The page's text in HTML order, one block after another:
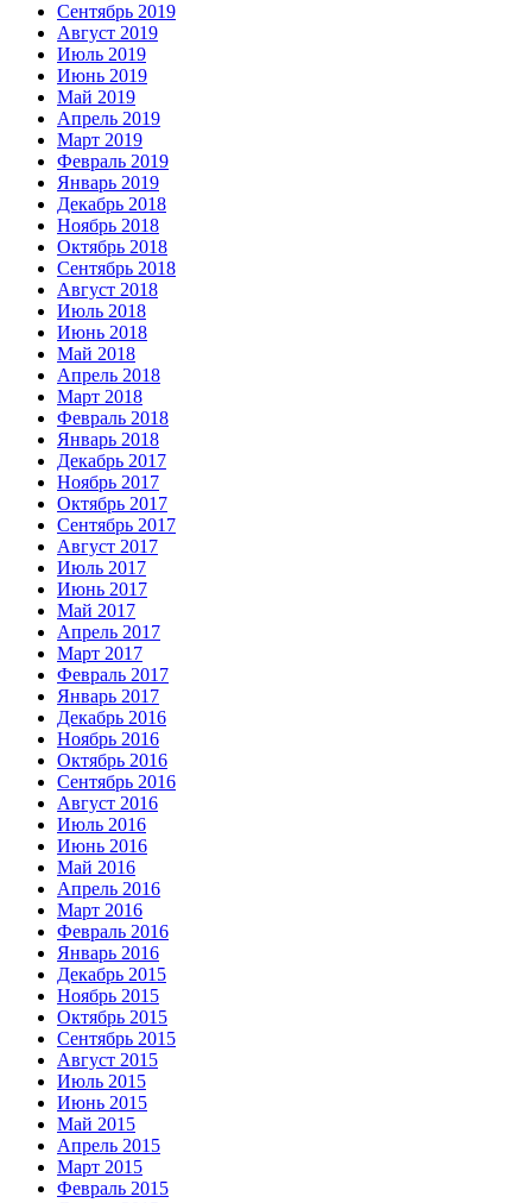
Сентябрь 2019
Август 2019
Июль 2019
Июнь 2019
Май 2019
Апрель 2019
Март 2019
Февраль 2019
Январь 2019
Декабрь 2018
Ноябрь 2018
Октябрь 2018
Сентябрь 2018
Август 2018
Июль 2018
Июнь 2018
Май 2018
Апрель 2018
Март 2018
Февраль 2018
Январь 2018
Декабрь 2017
Ноябрь 2017
Октябрь 2017
Сентябрь 2017
Август 2017
Июль 2017
Июнь 2017
Май 2017
Апрель 2017
Март 2017
Февраль 2017
Январь 2017
Декабрь 2016
Ноябрь 2016
Октябрь 2016
Сентябрь 2016
Август 2016
Июль 2016
Июнь 2016
Май 2016
Апрель 2016
Март 2016
Февраль 2016
Январь 2016
Декабрь 2015
Ноябрь 2015
Октябрь 2015
Сентябрь 2015
Август 2015
Июль 2015
Июнь 2015
Май 2015
Апрель 2015
Март 2015
Февраль 2015